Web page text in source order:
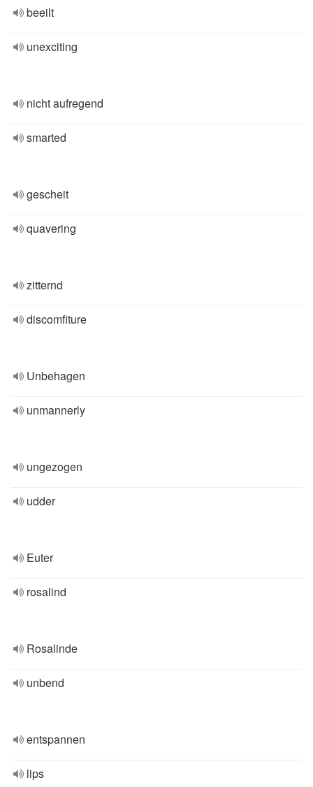
beeilt
unexciting
nicht aufregend
smarted
gescheit
quavering
zitternd
discomfiture
Unbehagen
unmannerly
ungezogen
udder
Euter
rosalind
Rosalinde
unbend
entspannen
lips